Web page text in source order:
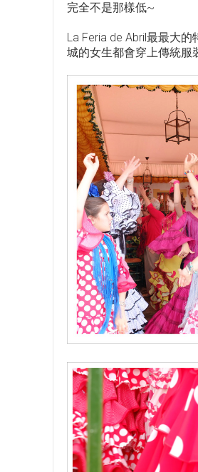
完全不是那樣低~
La Feria de Abril最最大的
城的女生都會穿上傳統服